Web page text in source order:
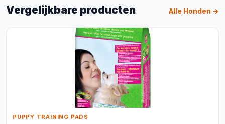
Vergelijkbare producten Alle Honden →
PUPPY TRAINING PADS